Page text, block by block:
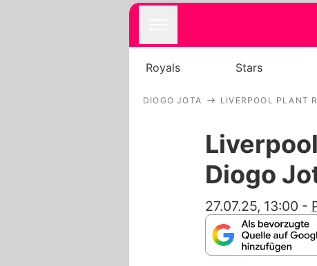
Royals Stars
DIOGO JOTA LIVERPOOL PLANT
Diogo
27.07.25, 13:00 -